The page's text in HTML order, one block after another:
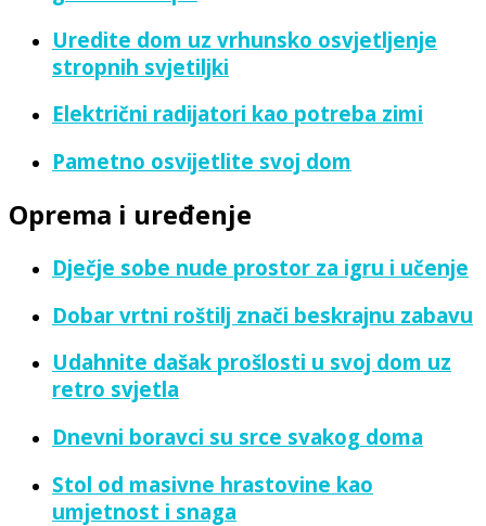
Uredite dom uz vrhunsko osvjetljenje
stropnih svjetiljki
Električni radijatori kao potreba zimi
Pametno osvijetlite svoj dom
Oprema i uređenje
Dječje sobe nude prostor za igru i učenje
Dobar vrtni roštilj znači beskrajnu zabavu
Udahnite dašak prošlosti u svoj dom uz
retro svjetla
Dnevni boravci su srce svakog doma
Stol od masivne hrastovine kao
umjetnost i snaga